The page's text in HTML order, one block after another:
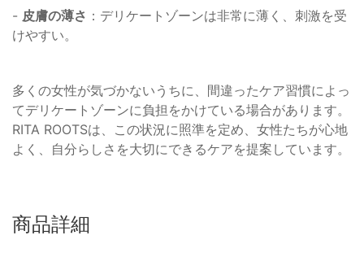
- 皮膚の薄さ ：デリケートゾーンは非常に薄く、刺激を受
けやすい。
多くの女性が気づかないうちに、間違ったケア習慣によっ
てデリケートゾーンに負担をかけている場合があります。
RITA ROOTSは、この状況に照準を定め、女性たちが心地
よく、自分らしさを大切にできるケアを提案しています。
商品詳細